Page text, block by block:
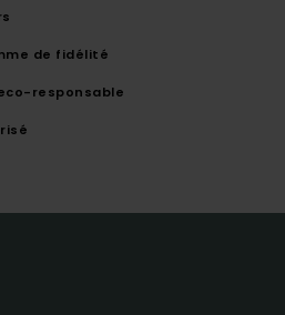
de fidélité
responsable